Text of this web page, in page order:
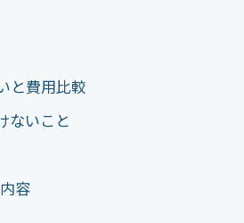
と費用比較
ないこと
容